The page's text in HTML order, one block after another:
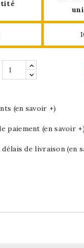
(en savoir +)
paiement (en savoir
de livraison (en